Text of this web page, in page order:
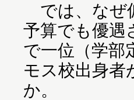
では、なぜ
予算でも優遇
で一位（学部
モス校出身者
か。